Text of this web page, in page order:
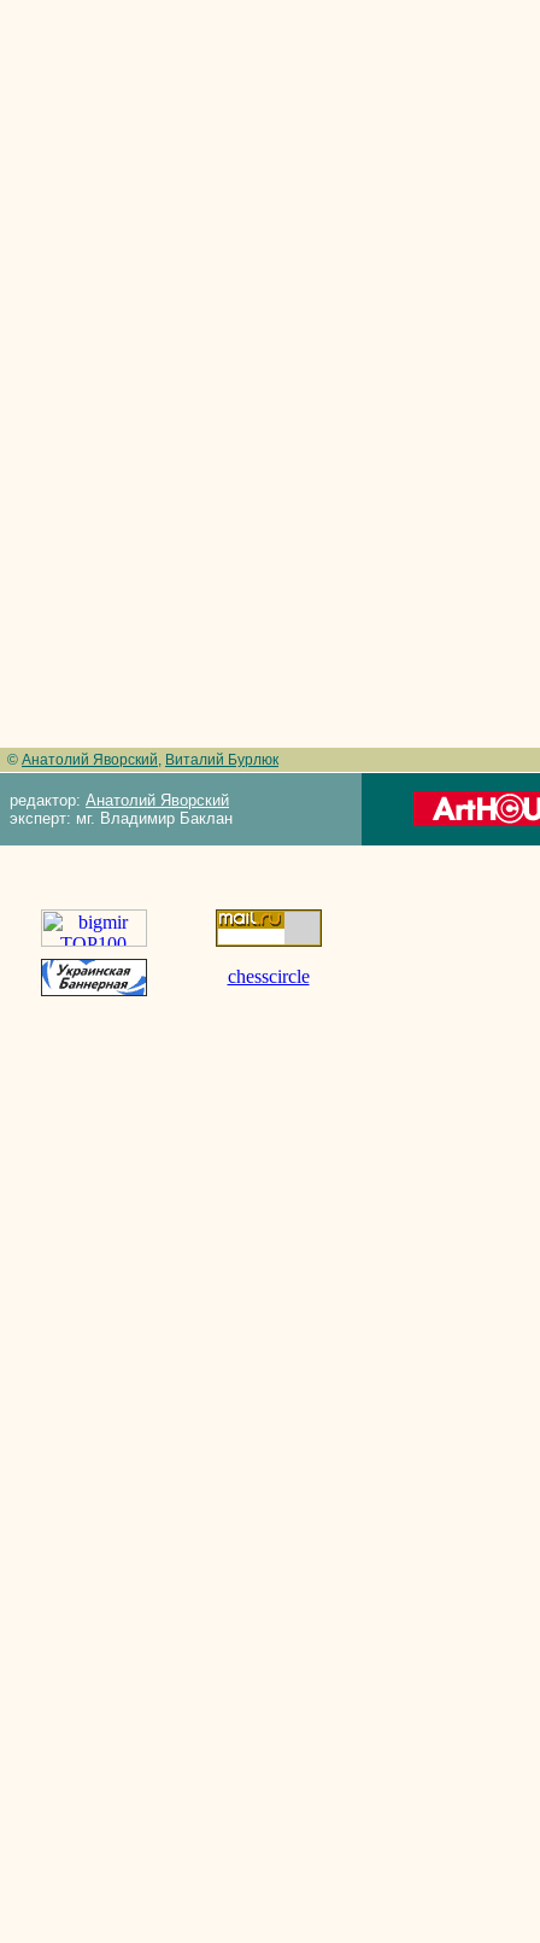
© Анатолий Яворский, Виталий Бурлюк
редактор: Анатолий Яворский
эксперт: мг. Владимир Баклан
chesscircle